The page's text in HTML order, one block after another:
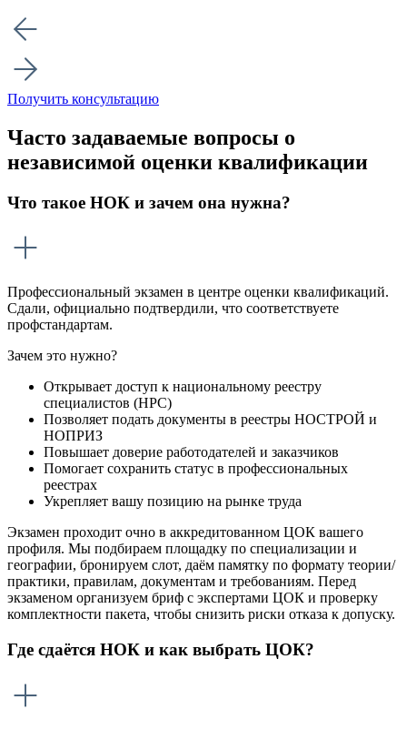
Получить консультацию
Часто задаваемые вопросы о
независимой оценки квалификации
Что такое НОК и зачем она нужна?
Профессиональный экзамен в центре оценки квалификаций.
Сдали, официально подтвердили, что соответствуете
профстандартам.
Зачем это нужно?
Открывает доступ к национальному реестру
специалистов (НРС)
Позволяет подать документы в реестры НОСТРОЙ и
НОПРИЗ
Повышает доверие работодателей и заказчиков
Помогает сохранить статус в профессиональных
реестрах
Укрепляет вашу позицию на рынке труда
Экзамен проходит очно в аккредитованном ЦОК вашего
профиля. Мы подбираем площадку по специализации и
географии, бронируем слот, даём памятку по формату теории/
практики, правилам, документам и требованиям. Перед
экзаменом организуем бриф с экспертами ЦОК и проверку
комплектности пакета, чтобы снизить риски отказа к допуску.
Где сдаётся НОК и как выбрать ЦОК?